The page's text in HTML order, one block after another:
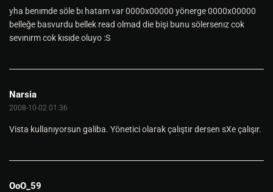
yha benımde söle bı hatam var 0000x00000 yönerge 0000x00000
belleğe basvurdu bellek read olmad die bişi bunu sölersenız cok
sevınırm cok kısıde oluyo :S
Narsia
2008-10-02 01:36
Vista kullanıyorsun galiba. Yönetici olarak çalıştır dersen sXe çalışır.
OoO_59